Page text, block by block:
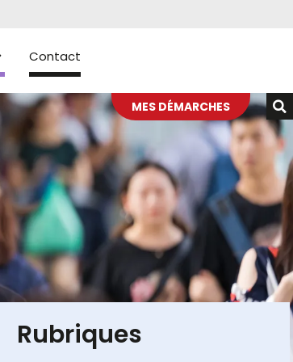
Contact
MES DÉMARCHES
Rubriques